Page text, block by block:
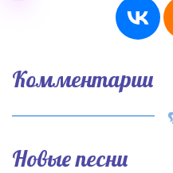
Комментарии
Новые песни